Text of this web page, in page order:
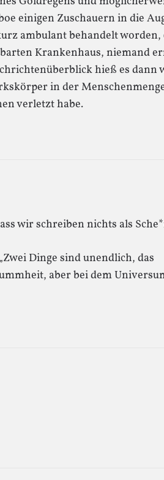
einigen Zuschauern in die
ambulant behandelt worden,
Krankenhaus, niemand
hieß es dann
in der
verletzt habe.
wir schreiben nichts als
Dinge sind unendlich, das
aber bei dem